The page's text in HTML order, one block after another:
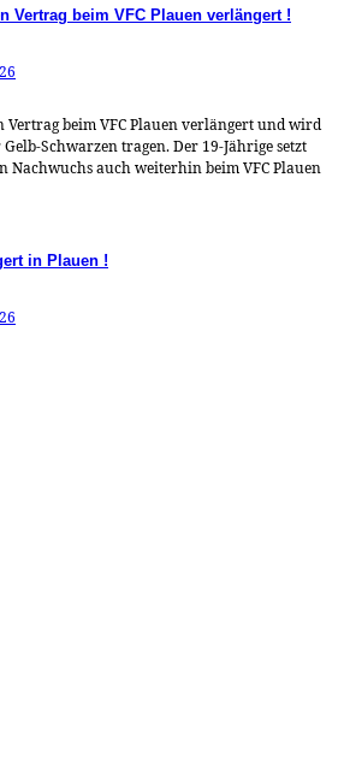
Vertrag beim VFC Plauen verlängert !
Vertrag beim VFC Plauen verlängert und wird
Schwarzen tragen. Der 19-Jährige setzt
Nachwuchs auch weiterhin beim VFC Plauen
in Plauen !